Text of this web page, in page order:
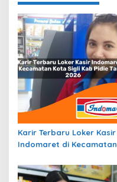
Karir Terbaru Loker Kasir
Indomaret di Kecamatan
2026